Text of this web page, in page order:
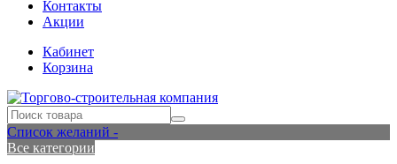
Контакты
Акции
Кабинет
Корзина
Список желаний -
Все категории